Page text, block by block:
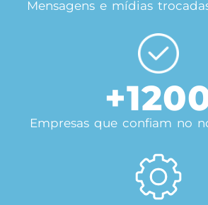
Mensagens e mídias
Empresas que confiam no
+